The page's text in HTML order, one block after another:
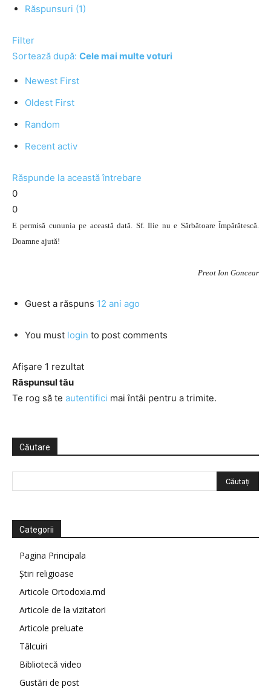
Răspunsuri (1)
Filter
Sortează după: Cele mai multe voturi
Newest First
Oldest First
Random
Recent activ
Răspunde la această întrebare
0
0
E permisă cununia pe această dată. Sf. Ilie nu e Sărbătoare Împărătescă.
Doamne ajută!
Preot Ion Goncear
Guest a răspuns 12 ani ago
You must login to post comments
Afișare 1 rezultat
Răspunsul tău
Te rog să te autentifici mai întâi pentru a trimite.
Căutare
Categorii
Pagina Principala
Știri religioase
Articole Ortodoxia.md
Articole de la vizitatori
Articole preluate
Tâlcuiri
Bibliotecă video
Gustări de post